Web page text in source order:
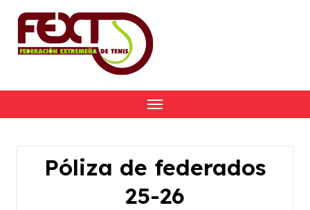
content
Póliza de federados
25-26